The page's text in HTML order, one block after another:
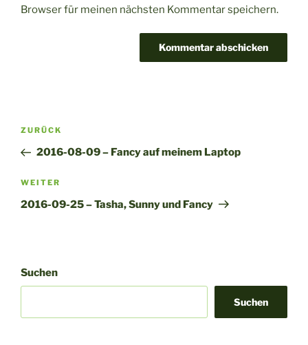
Browser für meinen nächsten Kommentar speichern.
e
r
a
t
:
Beitragsnavigation
Vorheriger
Beitrag
ZURÜCK
2016-08-09 – Fancy auf meinem Laptop
Nächster
Beitrag
WEITER
2016-09-25 – Tasha, Sunny und Fancy
Suchen
Suchen